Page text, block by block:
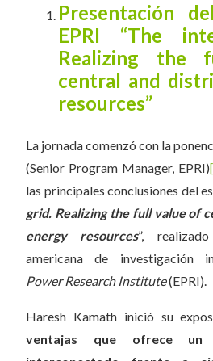
Presentación
EPRI “The
Realizing the
central and
resources”
La jornada comenzó con la
(Senior Program Manager, EPRI)
las principales conclusiones del
grid. Realizing the full value of
energy resources”,
americana de investigación
Power Research Institute(EPRI).
Haresh Kamath inició su
ventajas que ofrece un